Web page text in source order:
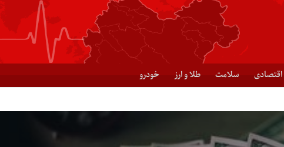
اقتصادی سلامت طلا و ارز خودرو